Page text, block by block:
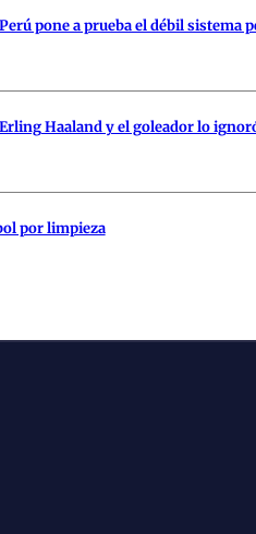
pone a prueba el débil sistema
Haaland y el goleador lo
por limpieza